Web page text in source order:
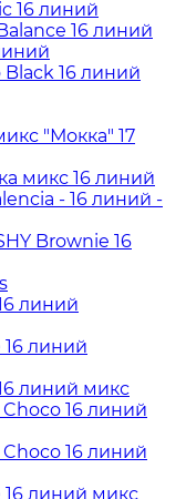
16 линий
16 линий
16 линий
"Мокка" 17
микс 16 линий
- 16 линий -
Brownie 16
линий
линий
линий микс
16 линий
16 линий
линий микс